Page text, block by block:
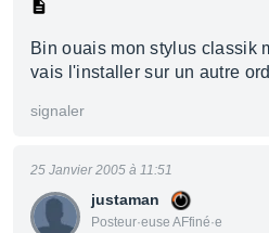
Bin ouais mon stylus classik
vais l'installer sur un autre
signaler
justaman
Posteur·euse AFfiné·e
25 Janvier 2005 à 11:51